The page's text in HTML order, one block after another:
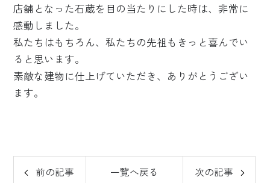
店舗となった石蔵を目の当たりにした時は、非常に
感動しました。
私たちはもちろん、私たちの先祖もきっと喜んでい
ると思います。
素敵な建物に仕上げていただき、ありがとうござい
ます。
前の記事 一覧へ戻る 次の記事